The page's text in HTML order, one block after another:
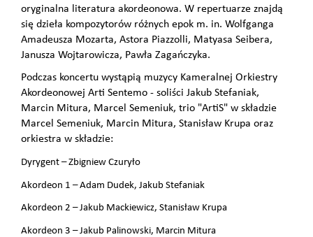
oryginalna literatura akordeonowa. W repertuarze znajdą
się dzieła kompozytorów różnych epok m. in. Wolfganga
Amadeusza Mozarta, Astora Piazzolli, Matyasa Seibera,
Janusza Wojtarowicza, Pawła Zagańczyka.
Podczas koncertu wystąpią muzycy Kameralnej Orkiestry
Akordeonowej Arti Sentemo - soliści Jakub Stefaniak,
Marcin Mitura, Marcel Semeniuk, trio "ArtiS" w składzie
Marcel Semeniuk, Marcin Mitura, Stanisław Krupa oraz
orkiestra w składzie:
Dyrygent – Zbigniew Czuryło
Akordeon 1 – Adam Dudek, Jakub Stefaniak
Akordeon 2 – Jakub Mackiewicz, Stanisław Krupa
Akordeon 3 – Jakub Palinowski, Marcin Mitura